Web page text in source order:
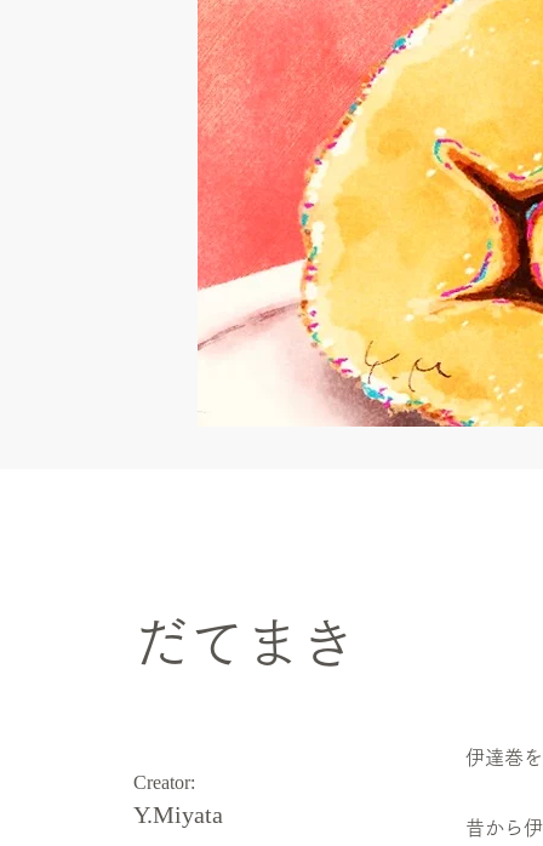
だてまき
Creator:
Y.Miyata
伊達巻
昔から